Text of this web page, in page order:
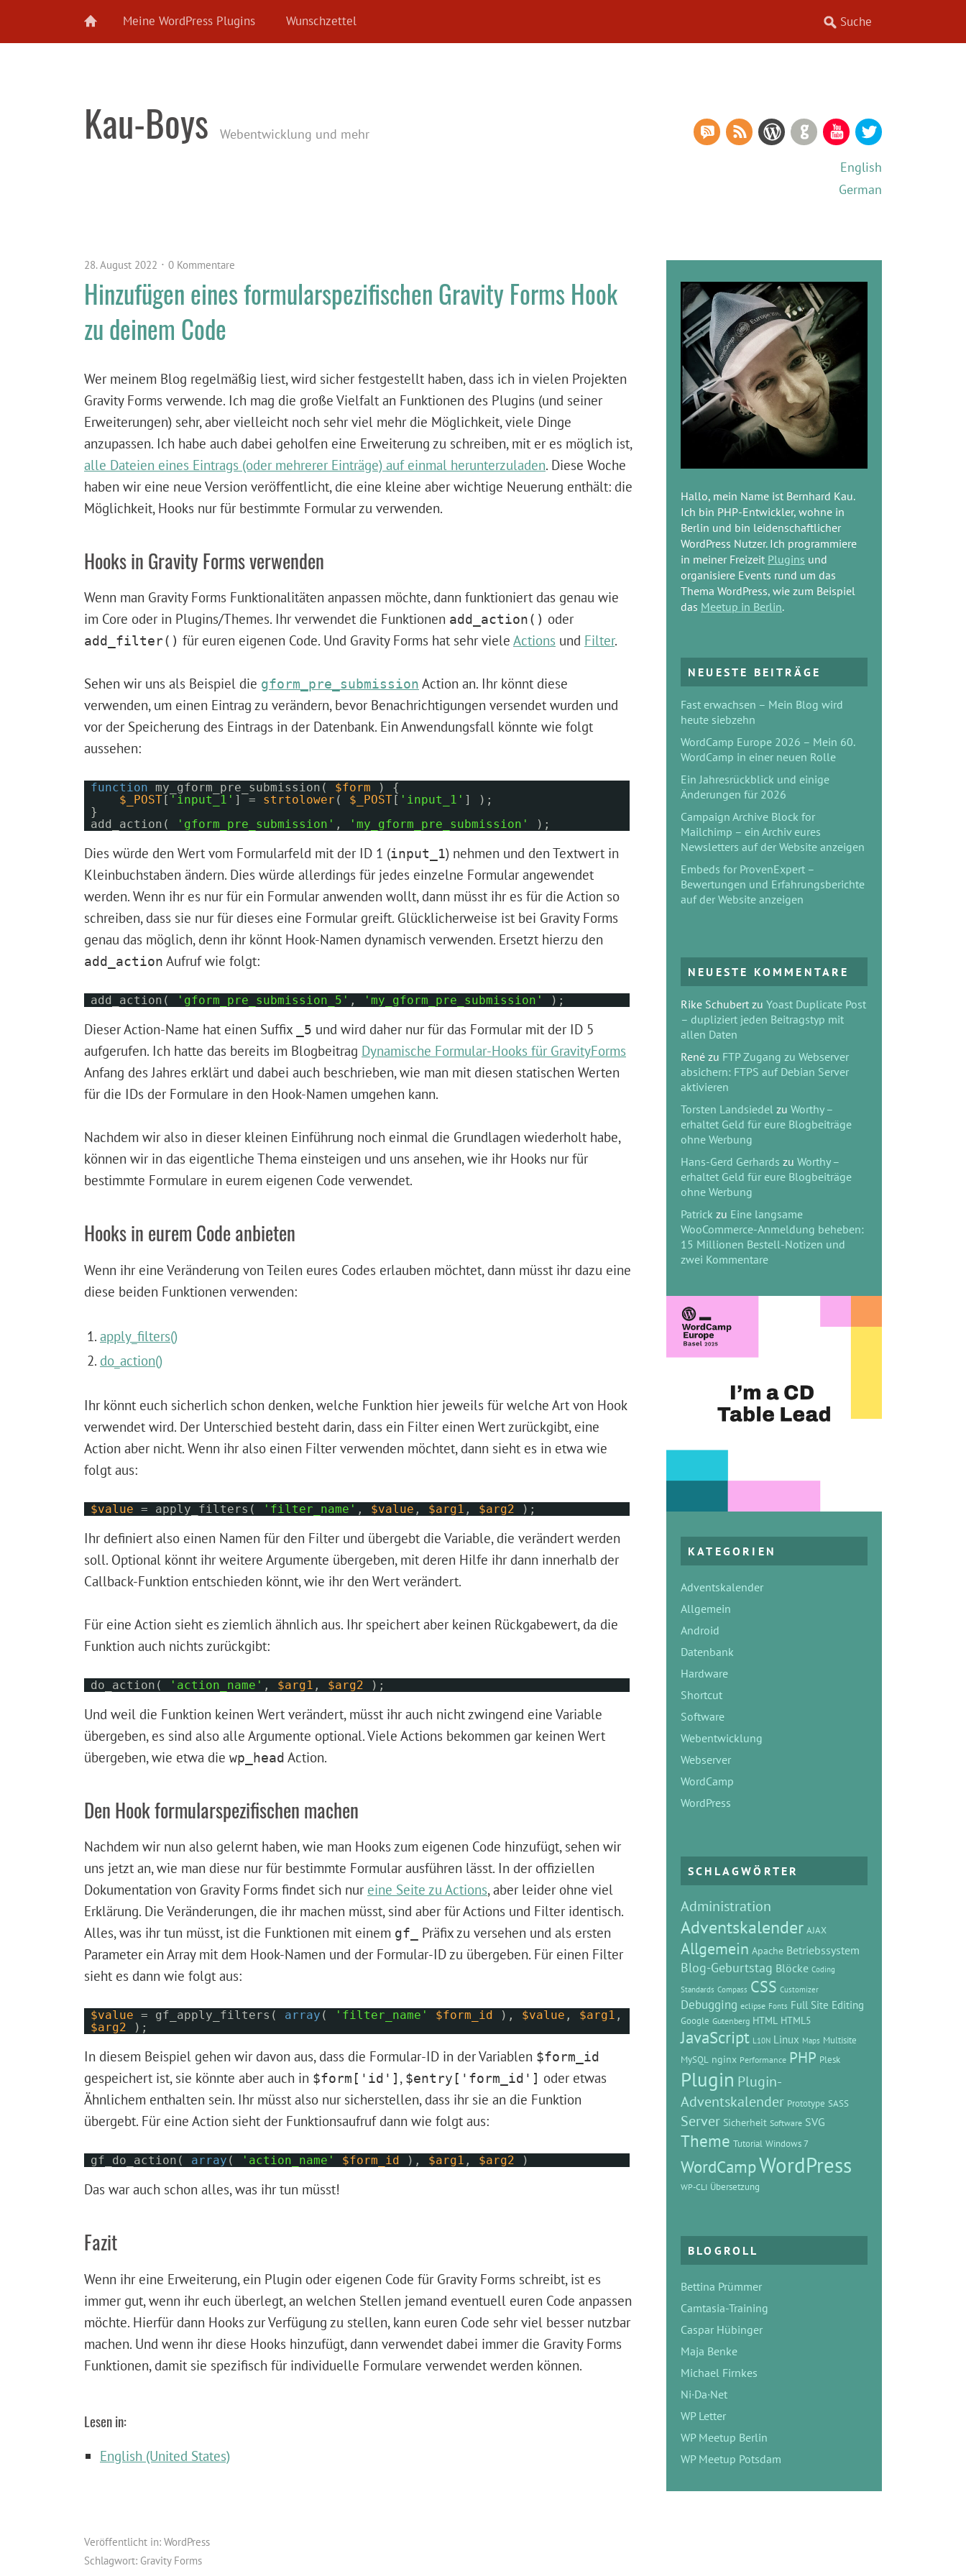
Meine WordPress Plugins Wunschzettel
Kau-Boys Webentwicklung und mehr YouTube
GitHub
WordPress
RSS Feed
RSS Comments
English
German
28. August 2022 0 Kommentare
Hinzufügen eines formularspezifischen Gravity Forms Hook
zu deinem Code
Wer meinem Blog regelmäßig liest, wird sicher festgestellt haben, dass ich in vielen Projekten
Gravity Forms verwende. Ich mag die große Vielfalt an Funktionen des Plugins (und seiner
Erweiterungen) sehr, aber vielleicht noch sehr viel mehr die Möglichkeit, viele Dinge
anzupassen. Ich habe auch dabei geholfen eine Erweiterung zu schreiben, mit er es möglich ist,
alle Dateien eines Eintrags (oder mehrerer Einträge) auf einmal herunterzuladen. Diese Woche
haben wir eine neue Version veröffentlicht, die eine kleine aber wichtige Neuerung enthält: die
Möglichkeit, Hooks nur für bestimmte Formular zu verwenden.
Hooks in Gravity Forms verwenden
Wenn man Gravity Forms Funktionalitäten anpassen möchte, dann funktioniert das genau wie
im Core oder in Plugins/Themes. Ihr verwendet die Funktionen add_action() oder
add_filter() für euren eigenen Code. Und Gravity Forms hat sehr viele Actions und Filter.
Sehen wir uns als Beispiel die gform_pre_submission Action an. Ihr könnt diese
verwenden, um einen Eintrag zu verändern, bevor Benachrichtigungen versendet wurden und
vor der Speicherung des Eintrags in der Datenbank. Ein Anwendungsfall könnte wie folgt
aussehen:
function my_gform_pre_submission( $form
) {
$_POST [ 'input_1' ] = strtolower ( $_POST [ 'input_1' ] );
}
add_action(
'gform_pre_submission' , 'my_gform_pre_submission' );
Dies würde den Wert vom Formularfeld mit der ID 1 (input_1) nehmen und den Textwert in
Kleinbuchstaben ändern. Dies würde allerdings für jedes einzelne Formular angewendet
werden. Wenn ihr es nur für ein Formular anwenden wollt, dann müsst ihr es für die Action so
schreiben, dass sie nur für dieses eine Formular greift. Glücklicherweise ist bei Gravity Forms
genau das möglich, denn ihr könnt Hook-Namen dynamisch verwenden. Ersetzt hierzu den
add_action Aufruf wie folgt:
add_action( 'gform_pre_submission_5' , 'my_gform_pre_submission' );
Dieser Action-Name hat einen Suffix _5 und wird daher nur für das Formular mit der ID 5
aufgerufen. Ich hatte das bereits im Blogbeitrag Dynamische Formular-Hooks für GravityForms
Anfang des Jahres erklärt und dabei auch beschrieben, wie man mit diesen statischen Werten
für die IDs der Formulare in den Hook-Namen umgehen kann.
Nachdem wir also in dieser kleinen Einführung noch einmal die Grundlagen wiederholt habe,
können wir in das eigentliche Thema einsteigen und uns ansehen, wie ihr Hooks nur für
bestimmte Formulare in eurem eigenen Code verwendet.
Hooks in eurem Code anbieten
Wenn ihr eine Veränderung von Teilen eures Codes erlauben möchtet, dann müsst ihr dazu eine
diese beiden Funktionen verwenden:
apply_filters()
do_action()
Ihr könnt euch sicherlich schon denken, welche Funktion hier jeweils für welche Art von Hook
verwendet wird. Der Unterschied besteht darin, dass ein Filter einen Wert zurückgibt, eine
Action aber nicht. Wenn ihr also einen Filter verwenden möchtet, dann sieht es in etwa wie
folgt aus:
$value = apply_filters( 'filter_name' , $value , $arg1 , $arg2 );
Ihr definiert also einen Namen für den Filter und übergebt die Variable, die verändert werden
soll. Optional könnt ihr weitere Argumente übergeben, mit deren Hilfe ihr dann innerhalb der
Callback-Funktion entschieden könnt, wie ihr den Wert verändert.
Für eine Action sieht es ziemlich ähnlich aus. Ihr speichert aber keinen Rückgabewert, da die
Funktion auch nichts zurückgibt:
do_action( 'action_name' , $arg1 , $arg2 );
Und weil die Funktion keinen Wert verändert, müsst ihr auch nicht zwingend eine Variable
übergeben, es sind also alle Argumente optional. Viele Actions bekommen gar keinen Wert
übergeben, wie etwa die wp_head Action.
Den Hook formularspezifischen machen
Nachdem wir nun also gelernt haben, wie man Hooks zum eigenen Code hinzufügt, sehen wir
uns jetzt an, wie man diese nur für bestimmte Formular ausführen lässt. In der offiziellen
Dokumentation von Gravity Forms findet sich nur eine Seite zu Actions, aber leider ohne viel
Erklärung. Die Veränderungen, die ihr machen müsst, sind aber für Actions und Filter identisch.
Alles, was ihr tun müsst, ist die Funktionen mit einem gf_
Präfix zu versehen und als ersten
Parameter ein Array mit dem Hook-Namen und der Formular-ID zu übergeben. Für einen Filter
sieht es dann wie folgt aus:
$value = gf_apply_filters( array ( 'filter_name' $form_id ), $value , $arg1 ,
$arg2
);
In diesem Beispiel gehen wir davon aus, dass die Formular-ID in der Variablen $form_id
gespeichert ist, sie könnte aber auch in $form['id'] , $entry['form_id'] oder etwas
Ähnlichem enthalten sein. Ihr müsst also nur sicherstellen, dass ihr sie an die Funktion
übergebt. Für eine Action sieht der Funktionsaufruf dann wie folgt aus:
gf_do_action( array ( 'action_name' $form_id ), $arg1 , $arg2 )
Das war auch schon alles, was ihr tun müsst!
Fazit
Wenn ihr eine Erweiterung, ein Plugin oder eigenen Code für Gravity Forms schreibt, ist es
immer gut, wenn ihr euch überlegt, an welchen Stellen jemand eventuell euren Code anpassen
möchte. Hierfür dann Hooks zur Verfügung zu stellen, kann euren Code sehr viel besser nutzbar
machen. Und wenn ihr diese Hooks hinzufügt, dann verwendet dabei immer die Gravity Forms
Funktionen, damit sie spezifisch für individuelle Formulare verwendet werden können.
Lesen in:
English (United States)
Veröffentlicht in: WordPress
Schlagwort: Gravity Forms
Hallo, mein Name ist Bernhard Kau.
Ich bin PHP-Entwickler, wohne in
Berlin und bin leidenschaftlicher
WordPress Nutzer. Ich programmiere
in meiner Freizeit Plugins und
organisiere Events rund um das
Thema WordPress, wie zum Beispiel
das Meetup in Berlin.
NEUESTE BEITRÄGE
Fast erwachsen – Mein Blog wird
heute siebzehn
WordCamp Europe 2026 – Mein 60.
WordCamp in einer neuen Rolle
Ein Jahresrückblick und einige
Änderungen für 2026
Campaign Archive Block for
Mailchimp – ein Archiv eures
Newsletters auf der Website anzeigen
Embeds for ProvenExpert –
Bewertungen und Erfahrungsberichte
auf der Website anzeigen
NEUESTE KOMMENTARE
Rike Schubert zu Yoast Duplicate Post
– dupliziert jeden Beitragstyp mit
allen Daten
René zu FTP Zugang zu Webserver
absichern: FTPS auf Debian Server
aktivieren
Torsten Landsiedel zu Worthy –
erhaltet Geld für eure Blogbeiträge
ohne Werbung
Hans-Gerd Gerhards zu Worthy –
erhaltet Geld für eure Blogbeiträge
ohne Werbung
Patrick zu Eine langsame
WooCommerce-Anmeldung beheben:
15 Millionen Bestell-Notizen und
zwei Kommentare
KATEGORIEN
Adventskalender
Allgemein
Android
Datenbank
Hardware
Shortcut
Software
Webentwicklung
Webserver
WordCamp
WordPress
SCHLAGWÖRTER
Administration
Adventskalender AJAX
Allgemein Apache Betriebssystem
Blog-Geburtstag Blöcke Coding
Standards Compass CSS Customizer
Debugging eclipse Fonts Full Site Editing
Google Gutenberg HTML HTML5
JavaScript L10N Linux Maps Multisite
MySQL nginx Performance PHP Plesk
Plugin Plugin-
Adventskalender Prototype SASS
Server Sicherheit Software SVG
Theme Tutorial Windows 7
WordCampWordPress
WP-CLI Übersetzung
BLOGROLL
Bettina Prümmer
Camtasia-Training
Caspar Hübinger
Maja Benke
Michael Firnkes
Ni·Da·Net
WP Letter
WP Meetup Berlin
WP Meetup Potsdam